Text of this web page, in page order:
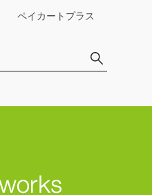
ペイカートプラス